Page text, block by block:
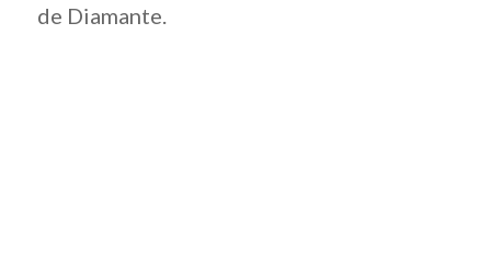
de Diamante.